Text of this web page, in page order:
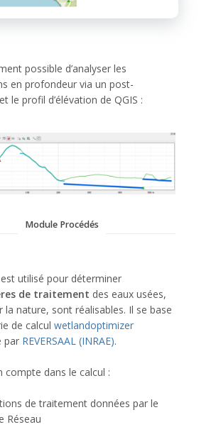
possible d’analyser les
en profondeur via un post-
le profil d’élévation de QGIS :
Module Procédés
utilisé pour déterminer
de traitement des eaux usées,
la nature, sont réalisables. Il se base
de calcul wetlandoptimizer
par REVERSAAL (INRAE).
compte dans le calcul :
de traitement données par le
Réseau